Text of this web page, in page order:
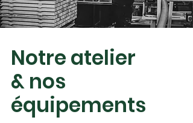
Notre atelier
& nos
équipements